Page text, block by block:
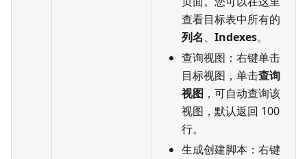
查看目标表中所有的
列名、 Indexes。
查询视图：右键单击
目标视图，单击查询
视图 ，可自动查询该
视图，默认返回 100
行。
生成创建脚本：右键